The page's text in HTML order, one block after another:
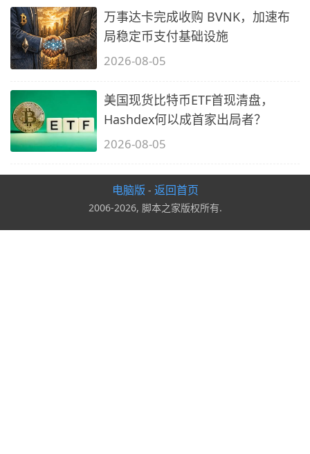
万事达卡完成收购 BVNK，加速布
局稳定币支付基础设施
2026-08-05
美国现货比特币ETF首现清盘，
Hashdex何以成首家出局者？
2026-08-05
电脑版 - 返回首页
2006-2026, 脚本之家版权所有.